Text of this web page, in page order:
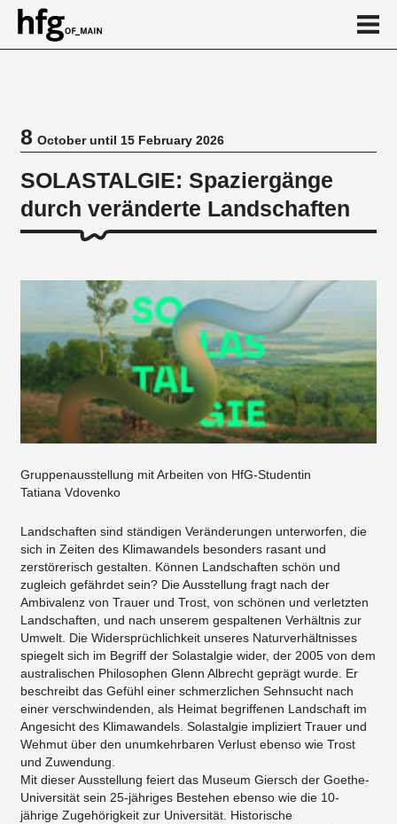
8October until 15 February 2026
SOLASTALGIE: Spaziergänge
durch veränderte Landschaften
Gruppenausstellung mit Arbeiten von HfG-Studentin
Tatiana Vdovenko
Landschaften sind ständigen Veränderungen unterworfen, die
sich in Zeiten des Klimawandels besonders rasant und
zerstörerisch gestalten. Können Landschaften schön und
zugleich gefährdet sein? Die Ausstellung fragt nach der
Ambivalenz von Trauer und Trost, von schönen und verletzten
Landschaften, und nach unserem gespaltenen Verhältnis zur
Umwelt. Die Widersprüchlichkeit unseres Naturverhältnisses
spiegelt sich im Begriff der Solastalgie wider, der 2005 von dem
australischen Philosophen Glenn Albrecht geprägt wurde. Er
beschreibt das Gefühl einer schmerzlichen Sehnsucht nach
einer verschwindenden, als Heimat begriffenen Landschaft im
Angesicht des Klimawandels. Solastalgie impliziert Trauer und
Wehmut über den unumkehrbaren Verlust ebenso wie Trost
und Zuwendung.
Mit dieser Ausstellung feiert das Museum Giersch der Goethe-
Universität sein 25-jähriges Bestehen ebenso wie die 10-
jährige Zugehörigkeit zur Universität. Historische